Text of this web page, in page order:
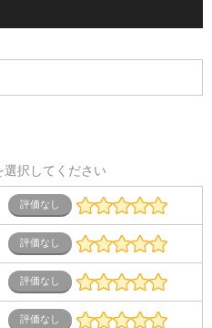
択してください